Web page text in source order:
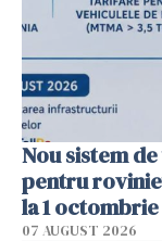
Nou sistem
pentru
la 1 octombrie
07 AUGUST 2026